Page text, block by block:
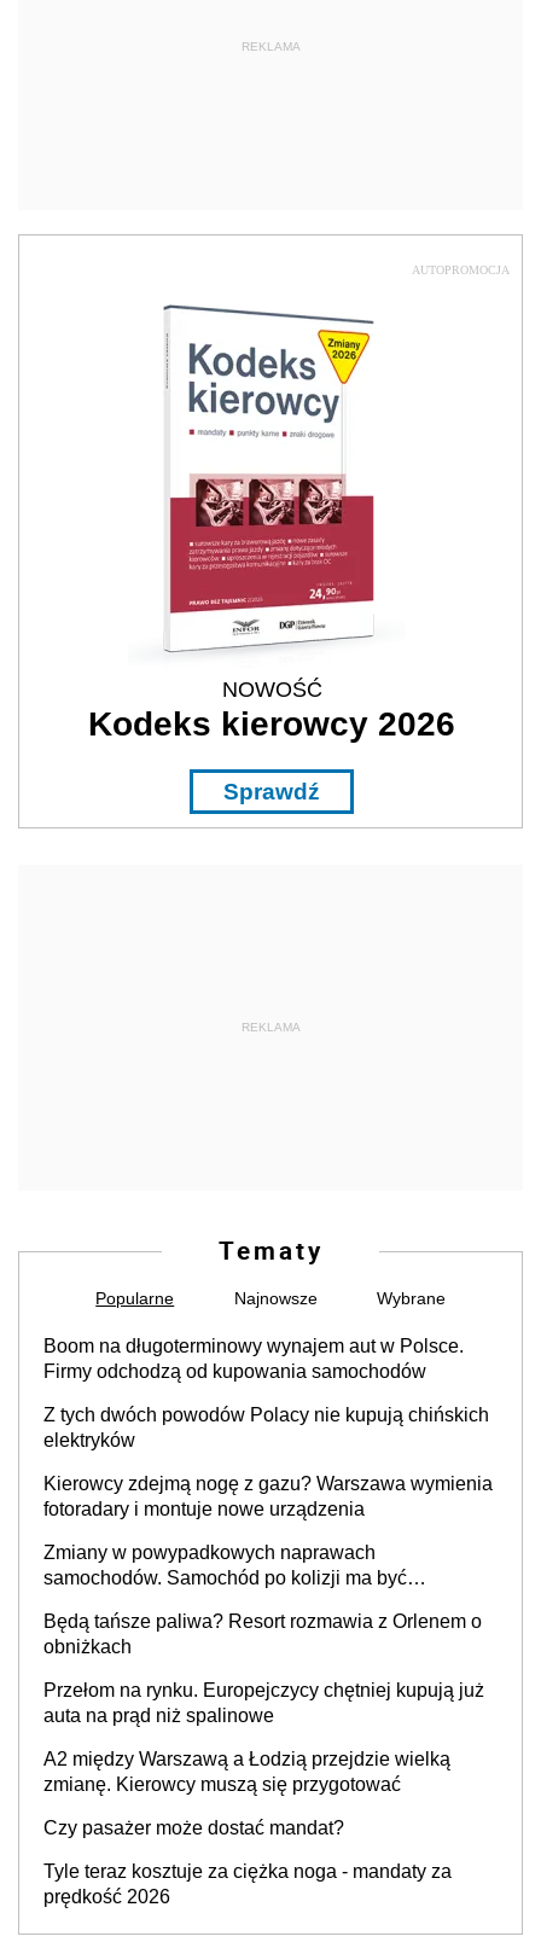
REKLAMA
AUTOPROMOCJA
NOWOŚĆ
Kodeks kierowcy 2026
Sprawdź
REKLAMA
Tematy
Popularne Najnowsze Wybrane
Boom na długoterminowy wynajem aut w Polsce.
Firmy odchodzą od kupowania samochodów
Z tych dwóch powodów Polacy nie kupują chińskich
elektryków
Kierowcy zdejmą nogę z gazu? Warszawa wymienia
fotoradary i montuje nowe urządzenia
Zmiany w powypadkowych naprawach
samochodów. Samochód po kolizji ma być
producenta
Będą tańsze paliwa? Resort rozmawia z Orlenem o
obniżkach
Przełom na rynku. Europejczycy chętniej kupują już
auta na prąd niż spalinowe
A2 między Warszawą a Łodzią przejdzie wielką
zmianę. Kierowcy muszą się przygotować
Czy pasażer może dostać mandat?
Tyle teraz kosztuje za ciężka noga - mandaty za
prędkość 2026